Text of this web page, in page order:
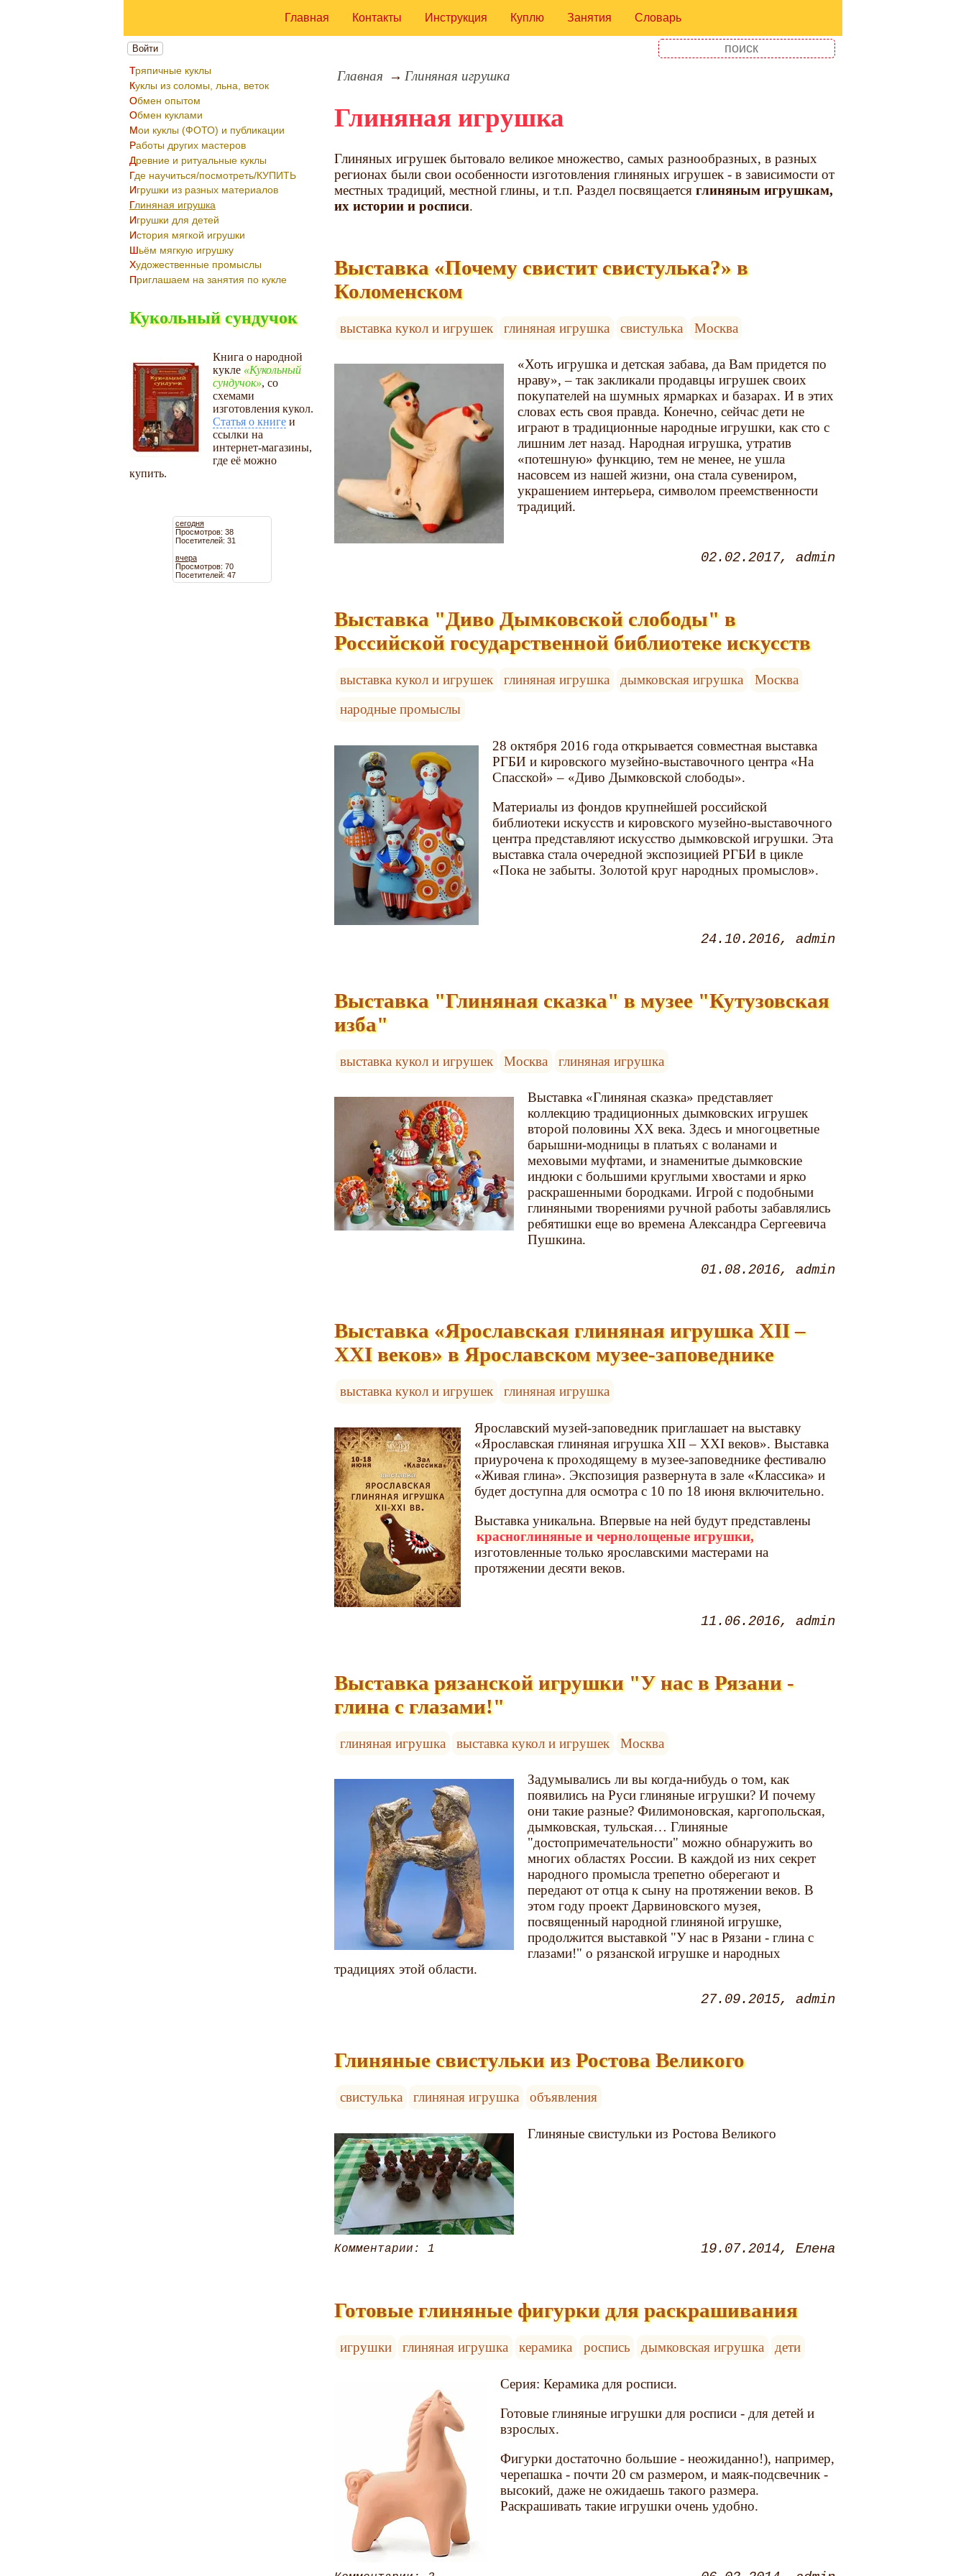
Главная Контакты Инструкция Куплю Занятия Словарь
Войти
Тряпичные куклы
Куклы из соломы, льна, веток
Обмен опытом
Обмен куклами
Мои куклы (ФОТО) и публикации
Работы других мастеров
Древние и ритуальные куклы
Где научиться/посмотреть/КУПИТЬ
Игрушки из разных материалов
Глиняная игрушка
Игрушки для детей
История мягкой игрушки
Шьём мягкую игрушку
Художественные промыслы
Приглашаем на занятия по кукле
Кукольный сундучок
Книга о народной
кукле
Кукольный
сундучок , со
схемами
изготовления кукол.
Статья о книге и
ссылки на
интернет-магазины,
где её можно
купить.
сегодня
Просмотров: 38
Посетителей: 31
вчера
Просмотров: 70
Посетителей: 47
Главная Глиняная игрушка
Глиняная игрушка
Глиняных игрушек бытовало великое множество, самых разнообразных, в разных
регионах были свои особенности изготовления глиняных игрушек - в зависимости от
местных традиций, местной глины, и т.п. Раздел посвящается глиняным игрушкам,
их истории и росписи.
Выставка «Почему свистит свистулька?» в
Коломенском
выставка кукол и игрушек глиняная игрушка свистулька Москва
«Хоть игрушка и детская забава, да Вам придется по
нраву», – так закликали продавцы игрушек своих
покупателей на шумных ярмарках и базарах. И в этих
словах есть своя правда. Конечно, сейчас дети не
играют в традиционные народные игрушки, как сто с
лишним лет назад. Народная игрушка, утратив
«потешную» функцию, тем не менее, не ушла
насовсем из нашей жизни, она стала сувениром,
украшением интерьера, символом преемственности
традиций.
02.02.2017 admin
Выставка "Диво Дымковской слободы" в
Российской государственной библиотеке искусств
выставка кукол и игрушек глиняная игрушка дымковская игрушка
Москва
народные промыслы
28 октября 2016 года открывается совместная выставка
РГБИ и кировского музейно-выставочного центра «На
Спасской» – «Диво Дымковской слободы».
Материалы из фондов крупнейшей российской
библиотеки искусств и кировского музейно-выставочного
центра представляют искусство дымковской игрушки. Эта
выставка стала очередной экспозицией РГБИ в цикле
«Пока не забыты. Золотой круг народных промыслов».
24.10.2016 admin
Выставка "Глиняная сказка" в музее "Кутузовская
изба"
выставка кукол и игрушек Москва глиняная игрушка
Выставка «Глиняная сказка» представляет
коллекцию традиционных дымковских игрушек
второй половины XX века. Здесь и многоцветные
барышни-модницы в платьях с воланами и
меховыми муфтами, и знаменитые дымковские
индюки с большими круглыми хвостами и ярко
раскрашенными бородками. Игрой с подобными
глиняными творениями ручной работы забавлялись
ребятишки еще во времена Александра Сергеевича
Пушкина.
01.08.2016 admin
Выставка «Ярославская глиняная игрушка XII –
XXI веков» в Ярославском музее-заповеднике
выставка кукол и игрушек глиняная игрушка
Ярославский музей-заповедник приглашает на выставку
«Ярославская глиняная игрушка XII – XXI веков». Выставка
приурочена к проходящему в музее-заповеднике фестивалю
«Живая глина». Экспозиция развернута в зале «Классика» и
будет доступна для осмотра с 10 по 18 июня включительно.
Выставка уникальна. Впервые на ней будут представлены
красноглиняные и чернолощеные игрушки,
изготовленные только ярославскими мастерами на
протяжении десяти веков.
11.06.2016 admin
Выставка рязанской игрушки "У нас в Рязани -
глина с глазами!"
глиняная игрушка выставка кукол и игрушек Москва
Задумывались ли вы когда-нибудь о том, как
появились на Руси глиняные игрушки? И почему
они такие разные? Филимоновская, каргопольская,
дымковская, тульская… Глиняные
"достопримечательности" можно обнаружить во
многих областях России. В каждой из них секрет
народного промысла трепетно оберегают и
передают от отца к сыну на протяжении веков. В
этом году проект Дарвиновского музея,
посвященный народной глиняной игрушке,
продолжится выставкой "У нас в Рязани - глина с
глазами!" о рязанской игрушке и народных
традициях этой области.
27.09.2015 admin
Глиняные свистульки из Ростова Великого
свистулька глиняная игрушка объявления
Глиняные свистульки из Ростова Великого
Комментарии: 1 19.07.2014 Eлена
Готовые глиняные фигурки для раскрашивания
игрушки глиняная игрушка керамика роспись дымковская игрушка дети
Серия: Керамика для росписи.
Готовые глиняные игрушки для росписи - для детей и
взрослых.
Фигурки достаточно большие - неожиданно!), например,
черепашка - почти 20 см размером, и маяк-подсвечник -
высокий, даже не ожидаешь такого размера.
Раскрашивать такие игрушки очень удобно.